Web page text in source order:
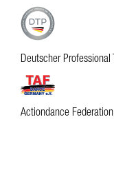
Deutscher Professional
Actiondance